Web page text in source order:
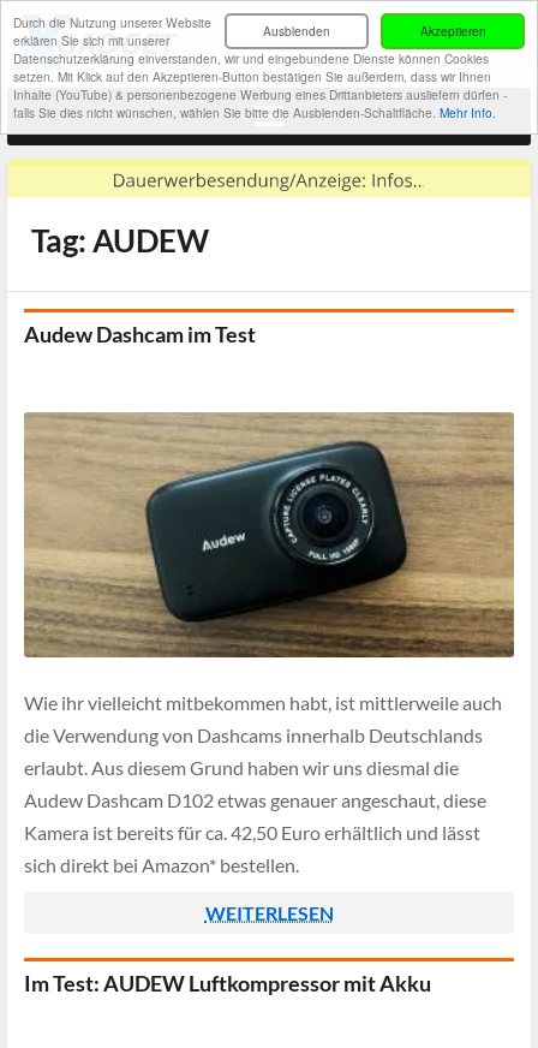
Akzeptieren
Ausblenden
Durch die Nutzung unserer Website
erklären Sie sich mit unserer
Datenschutzerklärung einverstanden, wir und eingebundene Dienste können Cookies
setzen. Mit Klick auf den Akzeptieren-Button bestätigen Sie außerdem, dass wir Ihnen
Inhalte (YouTube) & personenbezogene Werbung eines Drittanbieters ausliefern dürfen -
falls Sie dies nicht wünschen, wählen Sie bitte die Ausblenden-Schaltfläche. Mehr Info.
Tag: AUDEW
Audew Dashcam im Test
Wie ihr vielleicht mitbekommen habt, ist mittlerweile auch
die Verwendung von Dashcams innerhalb Deutschlands
erlaubt. Aus diesem Grund haben wir uns diesmal die
Audew Dashcam D102 etwas genauer angeschaut, diese
Kamera ist bereits für ca. 42,50 Euro erhältlich und lässt
sich direkt bei Amazon* bestellen.
WEITERLESEN
Im Test: AUDEW Luftkompressor mit Akku